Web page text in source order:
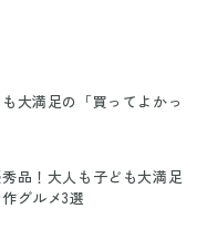
大満足の「買ってよかっ
品！大人も子ども大満足
グルメ3選